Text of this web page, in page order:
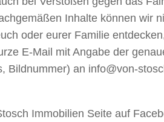
Inhalte können wir
oder eurer Familie
E-Mail mit Angabe der
Bildnummer) an info@von-
Immobilien Seite auf